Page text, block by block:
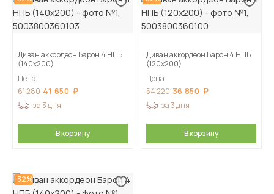
Диван аккордеон Барон 4 НПБ
(140х200)
Цена
61 280 41 650
за 3 дня
В корзину
Диван аккордеон Барон 4 НПБ
(120х200)
Цена
54 220 36 850
за 3 дня
В корзину
-32%